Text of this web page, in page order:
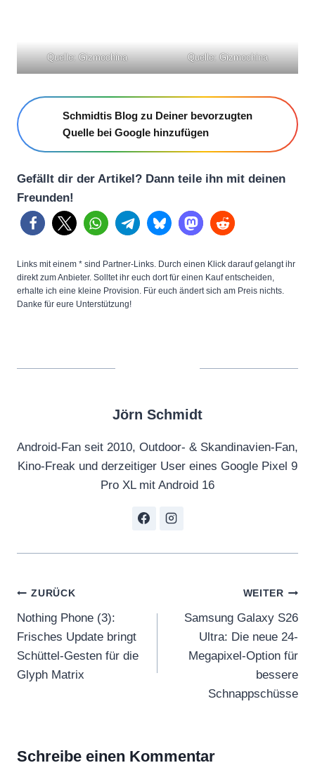
Quelle: Gizmochina Quelle: Gizmochina
Schmidtis Blog zu Deiner bevorzugten
Quelle bei Google hinzufügen
Gefällt dir der Artikel? Dann teile ihn mit deinen
Freunden!
Links mit einem * sind Partner-Links. Durch einen Klick darauf gelangt ihr
direkt zum Anbieter. Solltet ihr euch dort für einen Kauf entscheiden,
erhalte ich eine kleine Provision. Für euch ändert sich am Preis nichts.
Danke für eure Unterstützung!
Jörn Schmidt
Android-Fan seit 2010, Outdoor- & Skandinavien-Fan,
Kino-Freak und derzeitiger User eines Google Pixel 9
Pro XL mit Android 16
Beitragsnavigation
ZURÜCK
Nothing Phone (3):
Frisches Update bringt
Schüttel-Gesten für die
Glyph Matrix
WEITER
Samsung Galaxy S26
Ultra: Die neue 24-
Megapixel-Option für
bessere
Schnappschüsse
Schreibe einen Kommentar